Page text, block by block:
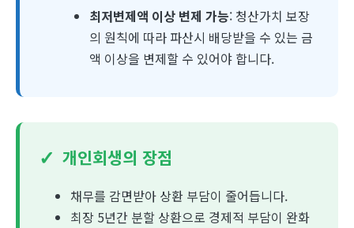
최저변제액 이상 변제 가능: 청산가치 보장
의 원칙에 따라 파산시 배당받을 수 있는 금
액 이상을 변제할 수 있어야 합니다.
✓ 개인회생의 장점
채무를 감면받아 상환 부담이 줄어듭니다.
최장 5년간 분할 상환으로 경제적 부담이 완화